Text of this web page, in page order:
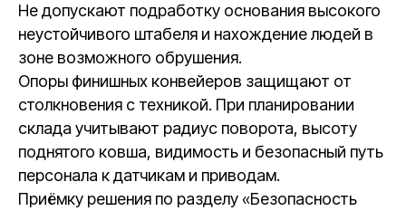
Не допускают подработку основания высокого
неустойчивого штабеля и нахождение людей в
зоне возможного обрушения.
Опоры финишных конвейеров защищают от
столкновения с техникой. При планировании
склада учитывают радиус поворота, высоту
поднятого ковша, видимость и безопасный путь
персонала к датчикам и приводам.
Приёмку решения по разделу «Безопасность